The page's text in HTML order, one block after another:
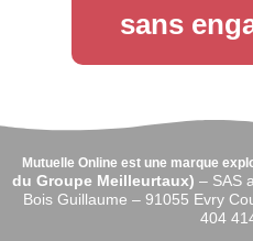
sans
Mutuelle Online est une marque
du Groupe Meilleurtaux) – SAS
Bois Guillaume – 91055 Evry
404